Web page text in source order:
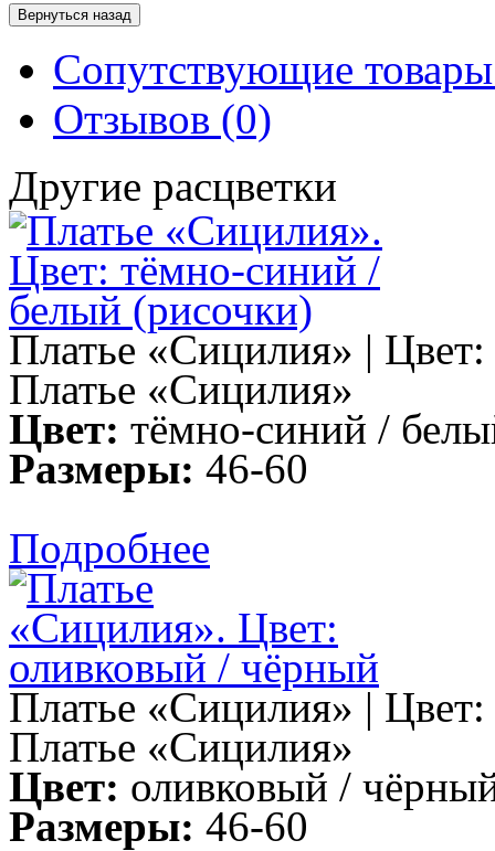
Сопутствующие
Отзывов (0)
Другие расцветки
Платье «Сицилия» |
Платье «Сицилия»
Цвет: тёмно-синий /
Размеры: 46-60
Подробнее
Платье «Сицилия» |
Платье «Сицилия»
Цвет: оливковый /
Размеры: 46-60